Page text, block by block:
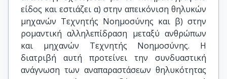
είδος και εστιάζει α) στην απεικόνιση θηλυκών
μηχανών Τεχνητής Νοημοσύνης και β) στην
ρομαντική αλληλεπίδραση μεταξύ ανθρώπων
και μηχανών Τεχνητής Νοημοσύνης. Η
διατριβή αυτή προτείνει την συνδυαστική
ανάγνωση των αναπαραστάσεων θηλυκότητας